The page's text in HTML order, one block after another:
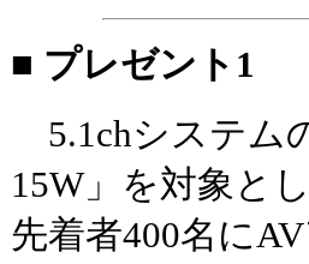
■ プレゼント1
5.1chシステム
15W」を対象と
先着者400名に